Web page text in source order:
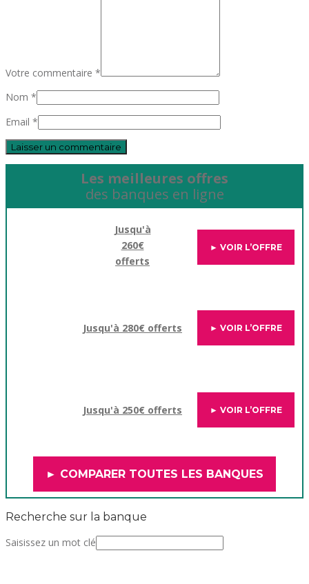
Votre commentaire *
Nom *
Email *
Les meilleures offres
des banques en ligne
Jusqu'à
260€
offerts
► VOIR L’OFFRE
Jusqu'à 280€ offerts ► VOIR L’OFFRE
Jusqu'à 250€ offerts ► VOIR L’OFFRE
► COMPARER TOUTES LES BANQUES
Recherche sur la banque
Saisissez un mot clé